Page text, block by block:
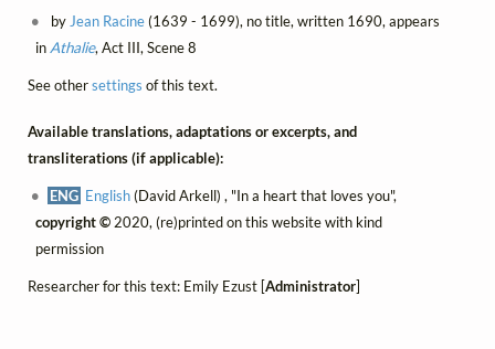
by Jean Racine(1639 - 1699), no title, written 1690, appears
in Athalie, Act III, Scene 8
See othersettings of this text.
Available translations, adaptations or excerpts, and
transliterations (if applicable):
ENG English(David Arkell) , "In a heart that loves you",
copyright ©2020, (re)printed on this website with kind
permission
Researcher for this text: Emily Ezust [Administrator]